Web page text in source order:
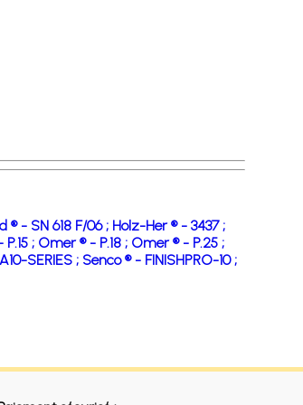
® - SN 618 F/06 ; Holz-Her ® - 3437 ;
; Omer ® - P.18 ; Omer ® - P.25 ;
SERIES ; Senco ® - FINISHPRO-10 ;